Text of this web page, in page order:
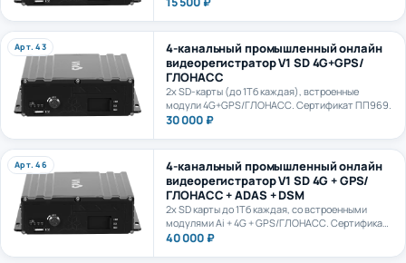
Арт. 43
4-канальный промышленный онлайн
видеорегистратор V1 SD 4G+GPS/
ГЛОНАСС
2х SD-карты (до 1Тб каждая), встроенные
модули 4G+GPS/ГЛОНАСС. Сертификат ПП969.
30 000 ₽
Арт. 46
4-канальный промышленный онлайн
видеорегистратор V1 SD 4G + GPS/
ГЛОНАСС + ADAS + DSM
2х SD карты до 1Тб каждая, со встроенными
модулями Ai + 4G + GPS/ГЛОНАСС. Сертификат
ПП969.
40 000 ₽